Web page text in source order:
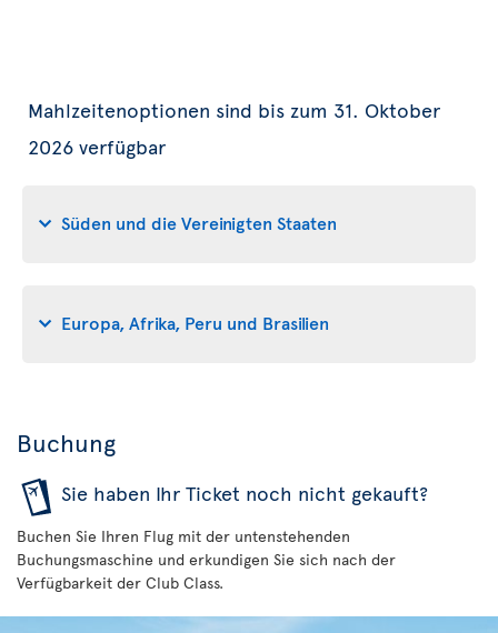
Mahlzeitenoptionen sind bis zum 31. Oktober
2026 verfügbar
Süden und die Vereinigten Staaten
Europa, Afrika, Peru und Brasilien
Buchung
Sie haben Ihr Ticket noch nicht gekauft?
Buchen Sie Ihren Flug mit der untenstehenden
Buchungsmaschine und erkundigen Sie sich nach der
Verfügbarkeit der Club Class.